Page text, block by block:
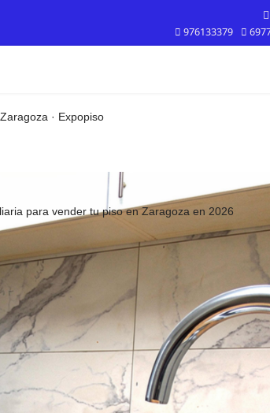
976133379
· Expopiso
para vender tu piso en Zaragoza en 2026